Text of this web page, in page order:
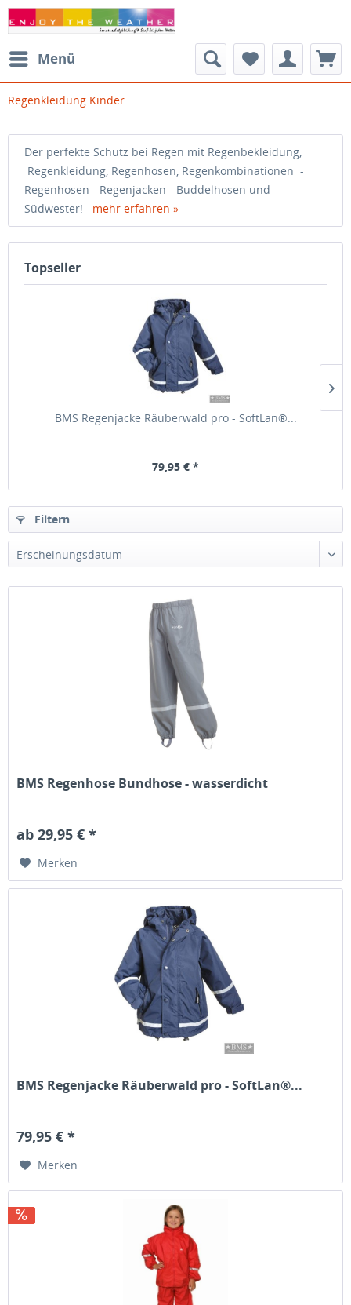
Menü
Regenkleidung Kinder
Der perfekte Schutz bei Regen mit Regenbekleidung,
Regenkleidung, Regenhosen, Regenkombinationen -
Regenhosen - Regenjacken - Buddelhosen und
Südwester! mehr erfahren »
Topseller
BMS Regenjacke Räuberwald pro - SoftLan®...
79,95 € *
Filtern
BMS Regenhose Bundhose - wasserdicht
ab 29,95 € *
Merken
BMS Regenjacke Räuberwald pro - SoftLan®...
79,95 € *
Merken